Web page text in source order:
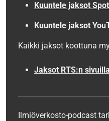
Kuuntele jaksot
Kuuntele jaksot
Kaikki jaksot koottuna
Jaksot RTS:n sivuilla
Ilmiöverkosto-podcast